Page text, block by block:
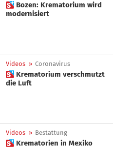
 Bozen: Krematorium wird
modernisiert
Videos » Coronavirus
 Krematorium verschmutzt
die Luft
Videos » Bestattung
 Krematorien in Mexiko